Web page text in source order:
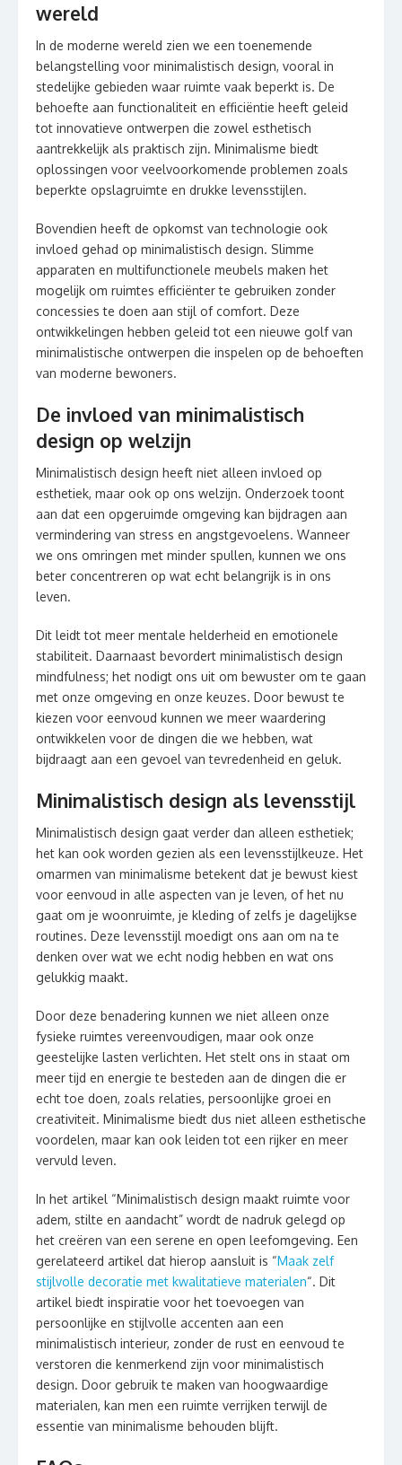
wereld
In de moderne wereld zien we een toenemende
belangstelling voor minimalistisch design, vooral in
stedelijke gebieden waar ruimte vaak beperkt is. De
behoefte aan functionaliteit en efficiëntie heeft geleid
tot innovatieve ontwerpen die zowel esthetisch
aantrekkelijk als praktisch zijn. Minimalisme biedt
oplossingen voor veelvoorkomende problemen zoals
beperkte opslagruimte en drukke levensstijlen.
Bovendien heeft de opkomst van technologie ook
invloed gehad op minimalistisch design. Slimme
apparaten en multifunctionele meubels maken het
mogelijk om ruimtes efficiënter te gebruiken zonder
concessies te doen aan stijl of comfort. Deze
ontwikkelingen hebben geleid tot een nieuwe golf van
minimalistische ontwerpen die inspelen op de behoeften
van moderne bewoners.
De invloed van minimalistisch
design op welzijn
Minimalistisch design heeft niet alleen invloed op
esthetiek, maar ook op ons welzijn. Onderzoek toont
aan dat een opgeruimde omgeving kan bijdragen aan
vermindering van stress en angstgevoelens. Wanneer
we ons omringen met minder spullen, kunnen we ons
beter concentreren op wat echt belangrijk is in ons
leven.
Dit leidt tot meer mentale helderheid en emotionele
stabiliteit. Daarnaast bevordert minimalistisch design
mindfulness; het nodigt ons uit om bewuster om te gaan
met onze omgeving en onze keuzes. Door bewust te
kiezen voor eenvoud kunnen we meer waardering
ontwikkelen voor de dingen die we hebben, wat
bijdraagt aan een gevoel van tevredenheid en geluk.
Minimalistisch design als levensstijl
Minimalistisch design gaat verder dan alleen esthetiek;
het kan ook worden gezien als een levensstijlkeuze. Het
omarmen van minimalisme betekent dat je bewust kiest
voor eenvoud in alle aspecten van je leven, of het nu
gaat om je woonruimte, je kleding of zelfs je dagelijkse
routines. Deze levensstijl moedigt ons aan om na te
denken over wat we echt nodig hebben en wat ons
gelukkig maakt.
Door deze benadering kunnen we niet alleen onze
fysieke ruimtes vereenvoudigen, maar ook onze
geestelijke lasten verlichten. Het stelt ons in staat om
meer tijd en energie te besteden aan de dingen die er
echt toe doen, zoals relaties, persoonlijke groei en
creativiteit. Minimalisme biedt dus niet alleen esthetische
voordelen, maar kan ook leiden tot een rijker en meer
vervuld leven.
In het artikel “Minimalistisch design maakt ruimte voor
adem, stilte en aandacht” wordt de nadruk gelegd op
het creëren van een serene en open leefomgeving. Een
gerelateerd artikel dat hierop aansluit is “Maak zelf
stijlvolle decoratie met kwalitatieve materialen“. Dit
artikel biedt inspiratie voor het toevoegen van
persoonlijke en stijlvolle accenten aan een
minimalistisch interieur, zonder de rust en eenvoud te
verstoren die kenmerkend zijn voor minimalistisch
design. Door gebruik te maken van hoogwaardige
materialen, kan men een ruimte verrijken terwijl de
essentie van minimalisme behouden blijft.